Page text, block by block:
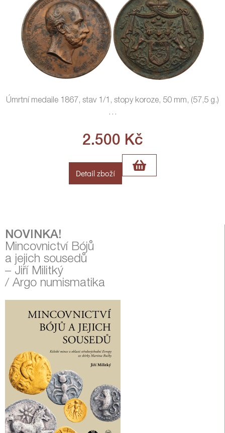
NOVINKA!
Mincovnictví Bójů
a jejich sousedů
– Jiří Militký
/ Argo numismatika
Úmrtní medaile 1867, stav 1/1, stopy koroze, 50 mm, (57,5 g.)
…
2.500 Kč
Detail zboží